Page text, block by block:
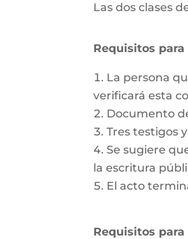
Las dos clases
Requisitos
La persona
verificará esta
Documento
Tres testigos
Se sugiere
la escritura
El acto
Requisitos